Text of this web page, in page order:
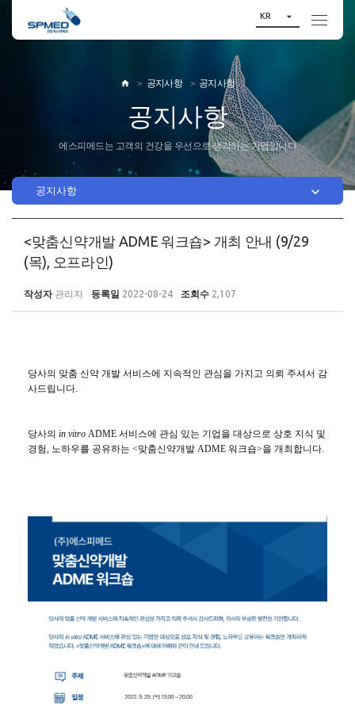
KR 
 공지사항 공지사항
공지사항
에스피메드는 고객의 건강을 우선으로 생각하는 기업입니다
공지사항 
<맞춤신약개발 ADME 워크숍> 개최 안내 (9/29
(목), 오프라인)
작성자 관리자 등록일 2022-08-24 조회수 2,107
당사의 맞춤 신약 개발 서비스에 지속적인 관심을 가지고 의뢰 주셔서 감
사드립니다.
당사의 in vitro ADME 서비스에 관심 있는 기업을 대상으로 상호 지식 및
경험, 노하우를 공유하는 <맞춤신약개발 ADME 워크숍>을 개최합니다